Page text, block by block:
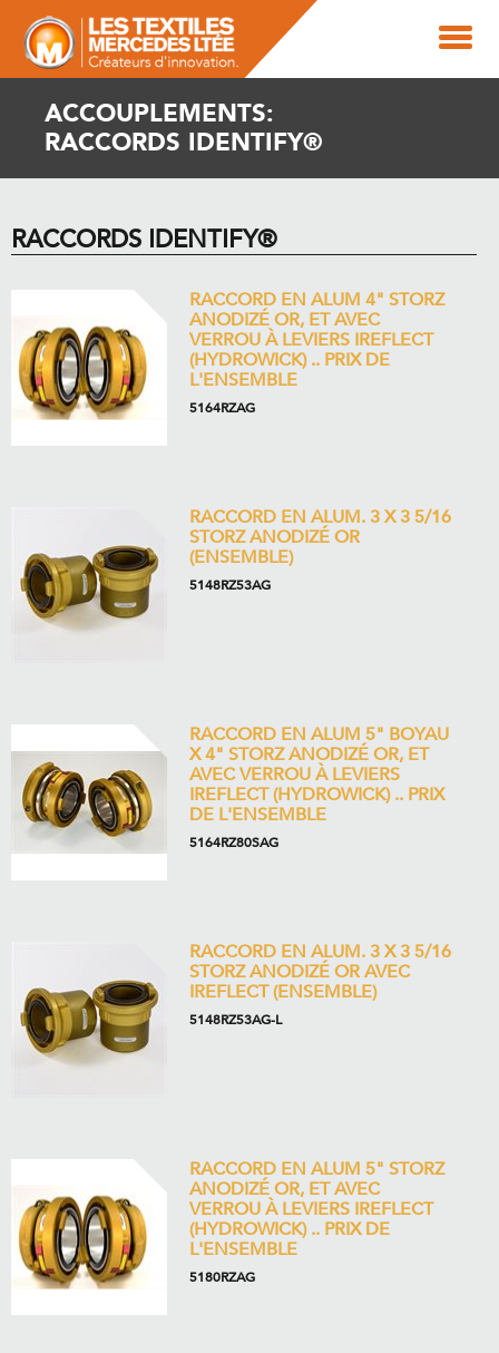
ACCOUPLEMENTS:
RACCORDS IDENTIFY®
RACCORDS IDENTIFY®
RACCORD EN ALUM 4" STORZ
ANODIZÉ OR, ET AVEC
VERROU À LEVIERS IREFLECT
(HYDROWICK) .. PRIX DE
L'ENSEMBLE
5164RZAG
RACCORD EN ALUM. 3 X 3 5/16
STORZ ANODIZÉ OR
(ENSEMBLE)
5148RZ53AG
RACCORD EN ALUM 5" BOYAU
X 4" STORZ ANODIZÉ OR, ET
AVEC VERROU À LEVIERS
IREFLECT (HYDROWICK) .. PRIX
DE L'ENSEMBLE
5164RZ80SAG
RACCORD EN ALUM. 3 X 3 5/16
STORZ ANODIZÉ OR AVEC
IREFLECT (ENSEMBLE)
5148RZ53AG-L
RACCORD EN ALUM 5" STORZ
ANODIZÉ OR, ET AVEC
VERROU À LEVIERS IREFLECT
(HYDROWICK) .. PRIX DE
L'ENSEMBLE
5180RZAG